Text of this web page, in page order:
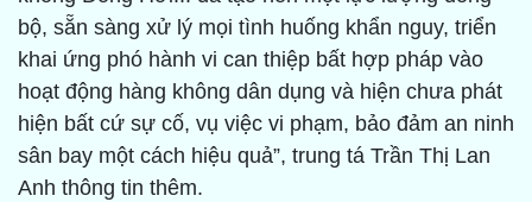
bộ, sẵn sàng xử lý mọi tình huống khẩn nguy, triển
khai ứng phó hành vi can thiệp bất hợp pháp vào
hoạt động hàng không dân dụng và hiện chưa phát
hiện bất cứ sự cố, vụ việc vi phạm, bảo đảm an ninh
sân bay một cách hiệu quả”, trung tá Trần Thị Lan
Anh thông tin thêm.